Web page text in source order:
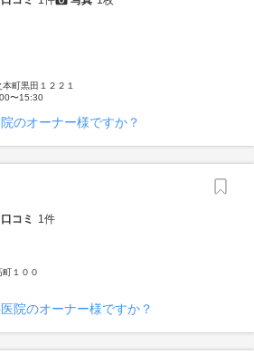
町黒田１２２１
〜15:30
のオーナー様ですか？
口コミ 1件
１００
院のオーナー様ですか？